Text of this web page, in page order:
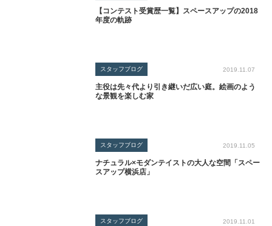
【コンテスト受賞歴一覧】スペースアップの2018
年度の軌跡
スタッフブログ 2019.11.07
主役は先々代より引き継いだ広い庭。絵画のよう
な景観を楽しむ家
スタッフブログ 2019.11.05
ナチュラル×モダンテイストの大人な空間「スペー
スアップ横浜店」
スタッフブログ 2019.11.01